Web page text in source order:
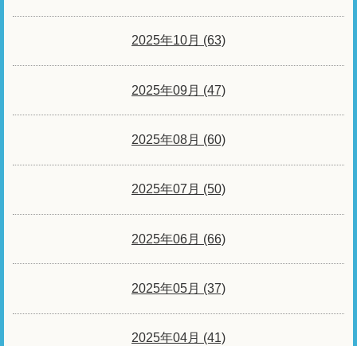
2025年10月 (63)
2025年09月 (47)
2025年08月 (60)
2025年07月 (50)
2025年06月 (66)
2025年05月 (37)
2025年04月 (41)